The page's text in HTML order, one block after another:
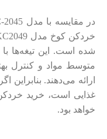
شده است. این تیغه‌ها
متوسط مواد و کنترل
ارائه می‌دهند.
خواهد بود.